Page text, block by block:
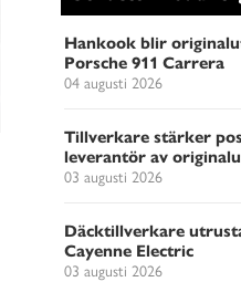
Hankook blir
Porsche 911 Carrera
04 augusti 2026
Tillverkare stärker
leverantör av
03 augusti 2026
Däcktillverkare
Cayenne Electric
03 augusti 2026